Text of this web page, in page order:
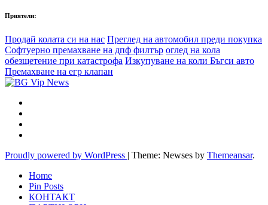
Приятели:
Продай колата си на нас Преглед на автомобил преди покупка
Софтуерно премахване на дпф филтър оглед на кола
обезщетение при катастрофа Изкупуване на коли Бъгси авто
Премахване на егр клапан
Proudly powered by WordPress | Theme: Newses by Themeansar.
Home
Pin Posts
КОНТАКТ